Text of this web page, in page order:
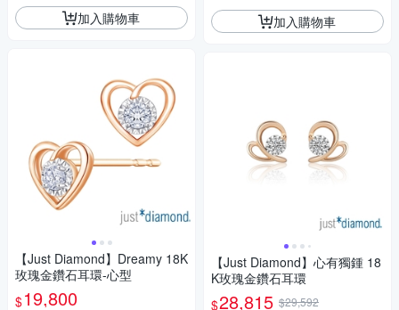
加入購物車
【Just Diamond】Dreamy 18K
玫瑰金鑽石耳環-心型
$19,800
加入購物車
【Just Diamond】心有獨鍾 18
K玫瑰金鑽石耳環
$28,815 $29,592